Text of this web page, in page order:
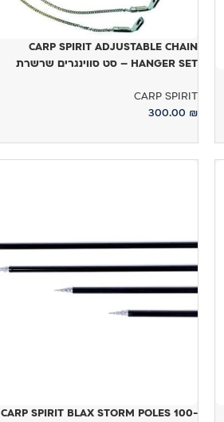
CARP SPIRIT ADJUSTABLE CHAIN
HANGER SET – סט סווינגרים שרשרת
CARP SPIRIT
300.00 ₪
CARP SPIRIT BLAX STORM POLES 100-